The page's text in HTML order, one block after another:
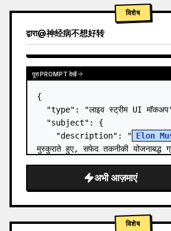
विशेष
द्वारा@神经病不想好转
पूरा PROMPT देखें
{
"type": "लाइव स्ट्रीम UI
  "subject": {
    "description": "
Elon
मुस्कुराते हुए, सफेद तकनीकी योजनाबद्ध
"background": "बाईं ओर
name=\"le…
अभी आज़माएं
विशेष